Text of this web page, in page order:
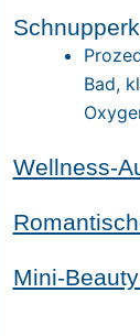
Bad,
Wellness-
Mini-